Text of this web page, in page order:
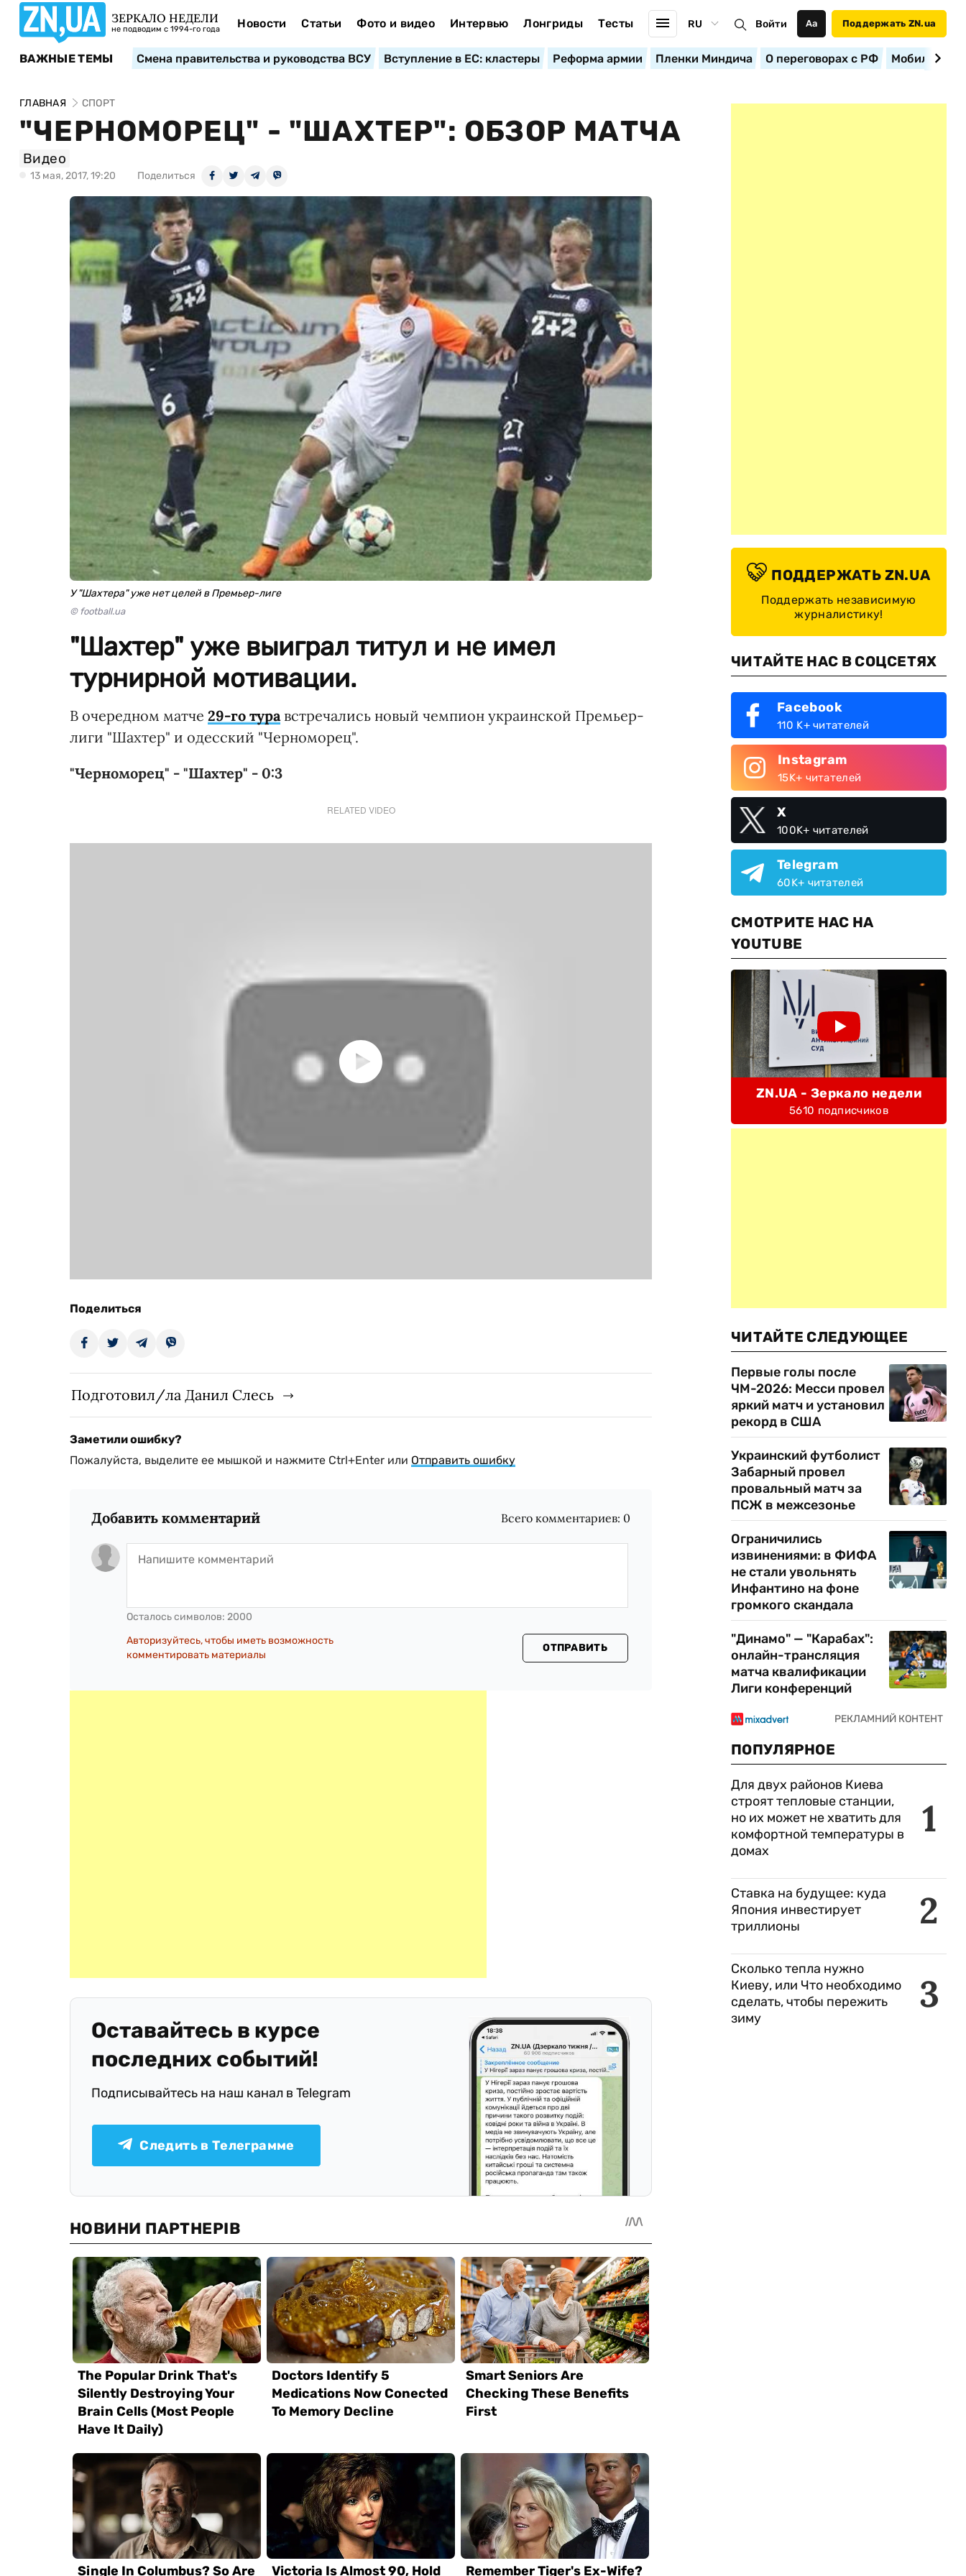
ЗЕРКАЛО НЕДЕЛИ
не подводим с 1994-го года Новости Статьи Фото и видео Интервью Лонгриды Тесты RU Войти Аа Поддержать ZN.ua
ВАЖНЫЕ ТЕМЫ Смена правительства и руководства ВСУ Вступление в ЕС: кластеры Реформа армии Пленки Миндича О переговорах с РФ
ГЛАВНАЯ СПОРТ
"ЧЕРНОМОРЕЦ" - "ШАХТЕР": ОБЗОР МАТЧА
Видео
13 мая, 2017, 19:20 Поделиться
У "Шахтера" уже нет целей в Премьер-лиге
© football.ua
"Шахтер" уже выиграл титул и не имел
турнирной мотивации.
В очередном матче 29-го тура встречались новый чемпион украинской Премьер-
лиги "Шахтер" и одесский "Черноморец".
"Черноморец" - "Шахтер" - 0:3
RELATED VIDEO
Поделиться
Подготовил/ла Данил Слесь
Заметили ошибку?
Пожалуйста, выделите ее мышкой и нажмите Ctrl+Enter или Отправить ошибку
Добавить комментарий Всего комментариев: 0
Осталось символов: 2000
Авторизуйтесь, чтобы иметь возможность
комментировать материалы
ОТПРАВИТЬ
Оставайтесь в курсе
последних событий!
Подписывайтесь на наш канал в Telegram
Следить в Телеграмме
ПОДДЕРЖАТЬ ZN.UA
Поддержать независимую
журналистику!
ЧИТАЙТЕ НАС В СОЦСЕТЯХ
Facebook
110 K+ читателей
Instagram
15K+ читателей
X
100K+ читателей
Telegram
60K+ читателей
СМОТРИТЕ НАС НА
YOUTUBE
ZN.UA - Зеркало недели
5610 подписчиков
ЧИТАЙТЕ СЛЕДУЮЩЕЕ
Первые голы после
ЧМ-2026: Месси провел
яркий матч и установил
рекорд в США
Украинский футболист
Забарный провел
провальный матч за
ПСЖ в межсезонье
Ограничились
извинениями: в ФИФА
не стали увольнять
Инфантино на фоне
громкого скандала
"Динамо" — "Карабах":
онлайн-трансляция
матча квалификации
Лиги конференций
ПОПУЛЯРНОЕ
1
Для двух районов Киева
строят тепловые станции,
но их может не хватить для
комфортной температуры в
домах
2
Ставка на будущее: куда
Япония инвестирует
триллионы
3
Сколько тепла нужно
Киеву, или Что необходимо
сделать, чтобы пережить
зиму